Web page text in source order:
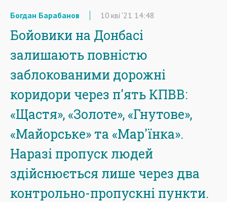
Богдан Барабанов 10 кві '21 14:48
Бойовики на Донбасі
залишають повністю
заблокованими дорожні
коридори через п'ять КПВВ:
«Щастя», «Золоте», «Гнутове»,
«Майорське» та «Мар'їнка».
Наразі пропуск людей
здійснюється лише через два
контрольно-пропускні пункти.